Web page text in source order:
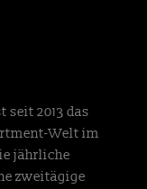
seit 2013 das
Welt im
jährliche
zweitägige